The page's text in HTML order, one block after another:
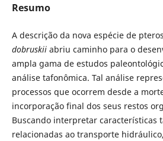
Resumo
A descrição da nova espécie de
dobruskiiabriu caminho para o
ampla gama de estudos
análise tafonômica. Tal análise
processos que ocorrem desde a
incorporação final dos seus restos
Buscando interpretar características
relacionadas ao transporte